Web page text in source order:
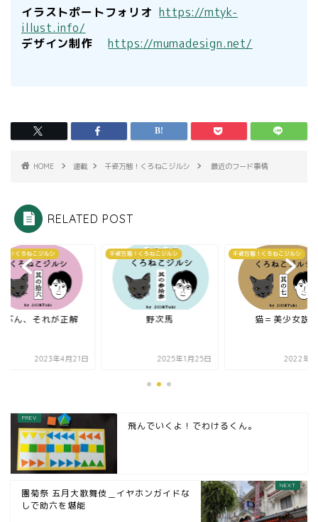
イラストポートフォリオ https://mtyk-
illust.info/
デザイン制作
https://mumadesign.net/
HOME 連載 千姿万態！くろねこジルシ 最近のフード事情
RELATED POST
態！くろねこジルシ
ぶん、それが正解
2023年4月21日
千姿万態！くろねこジルシ
野次馬
2025年1月25日
千姿万態！くろねこジルシ
猫＝美少女説
2022年7
飛んでいくよ！でわけるくん。
團菊祭 五月大歌舞伎＿イヤホンガイドな
しで助六を堪能